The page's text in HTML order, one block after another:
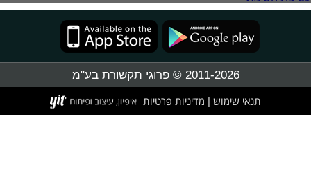
2011-2026 © פרוגי תקשורת בע"מ
תנאי שימוש מדיניות פרטיות